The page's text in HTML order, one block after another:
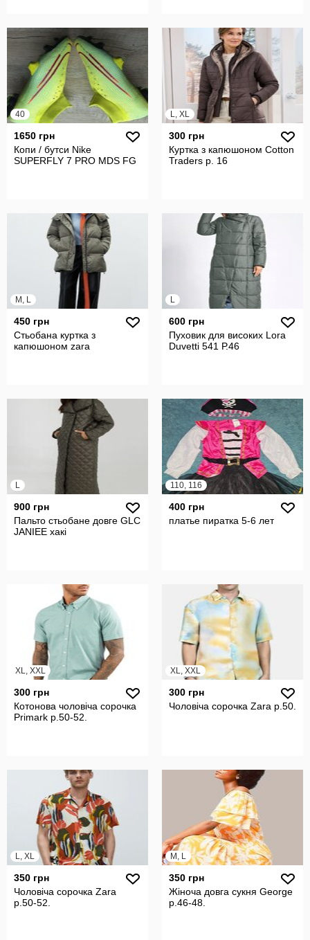
40
1650 грн
Копи / бутси Nike
SUPERFLY 7 PRO MDS FG
L, XL
300 грн
Куртка з капюшоном Cotton
Traders р. 16
M, L
450 грн
Стьобана куртка з
капюшоном zara
L
600 грн
Пуховик для високих Lora
Duvetti 541 Р.46
L
900 грн
Пальто стьобане довге GLC
JANIEE хакі
110, 116
400 грн
платье пиратка 5-6 лет
XL, XXL
300 грн
Котонова чоловіча сорочка
Primark р.50-52.
XL, XXL
300 грн
Чоловіча сорочка Zara р.50.
L, XL
350 грн
Чоловіча сорочка Zara
р.50-52.
M, L
350 грн
Жіноча довга сукня George
р.46-48.